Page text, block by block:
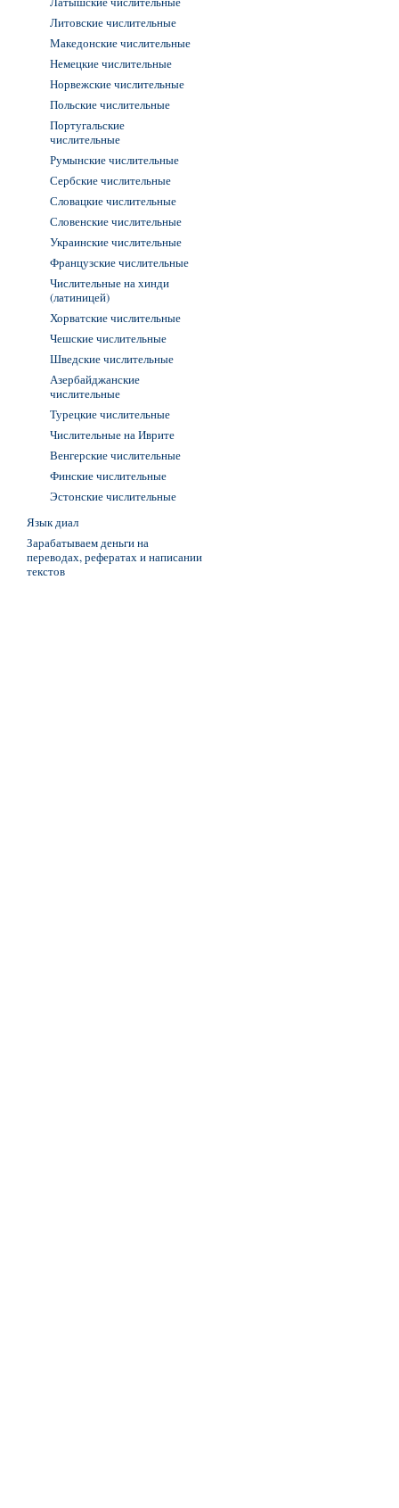
Литовские числительные
Македонские числительные
Немецкие числительные
Норвежские числительные
Польские числительные
Португальские
числительные
Румынские числительные
Сербские числительные
Словацкие числительные
Словенские числительные
Украинские числительные
Французские числительные
Числительные на хинди
(латиницей)
Хорватские числительные
Чешские числительные
Шведские числительные
Азербайджанские
числительные
Турецкие числительные
Числительные на Иврите
Венгерские числительные
Финские числительные
Эстонские числительные
Язык диал
Зарабатываем деньги на
переводах, рефератах и написании
текстов